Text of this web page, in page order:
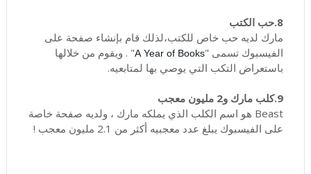
8.حب الكتب
مارك لديه حب خاص للكتب،لذلك قام بإنشاء صفحة على
الفيسبوك تسمى "A Year of Books" . ويقوم من خلالها
باستعراض التكب التي يوصي بها لمتابعيه.
9.كلب مارك و2 مليون معجب
Beast هو اسم الكلب الذي يملكه مارك ، ولديه صفحة خاصة
على الفيسبوك يبلغ عدد معجبيه أكثر من 2.1 مليون معجب !